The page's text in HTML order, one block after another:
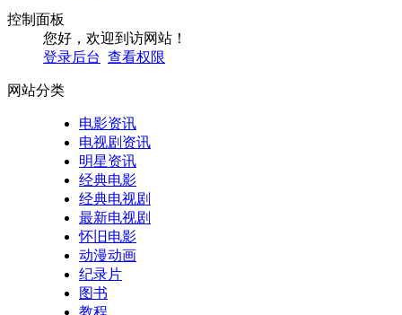
控制面板
您好，欢迎到访网站！
登录后台 查看权限
网站分类
电影资讯
电视剧资讯
明星资讯
经典电影
经典电视剧
最新电视剧
怀旧电影
动漫动画
纪录片
图书